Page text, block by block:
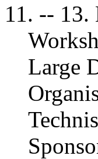
11. -- 13.
Large